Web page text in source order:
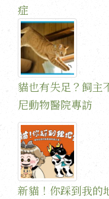
症
貓也有失足？飼主
尼動物醫院專訪
新貓！你踩到我